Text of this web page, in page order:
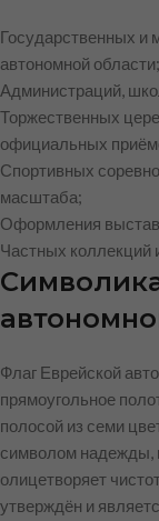
Государственных и
автономной области;
Администраций,
Торжественных
официальных
Спортивных
масштаба;
Оформления
Частных коллекций
Флаг Еврейской
прямоугольное
полосой из семи
символом надежды,
олицетворяет
утверждён и